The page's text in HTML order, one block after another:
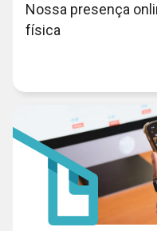
Nossa presença
física